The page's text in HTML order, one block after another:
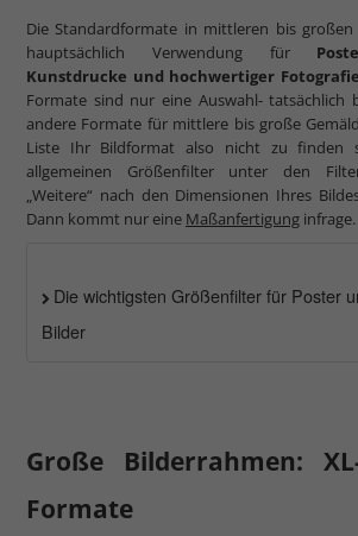
Die Standardformate in mittleren bis
hauptsächlich Verwendung für
Kunstdrucke und hochwertiger Fotografie
Formate sind nur eine Auswahl- tatsächlich
andere Formate für mittlere bis große
Liste Ihr Bildformat also nicht zu finden
allgemeinen Größenfilter unter den
„Weitere“ nach den Dimensionen Ihres
Dann kommt nur eine Maßanfertigung infrage.
Die wichtigsten Größenfilter für Poster
Bilder
Große Bilderrahmen:
Formate